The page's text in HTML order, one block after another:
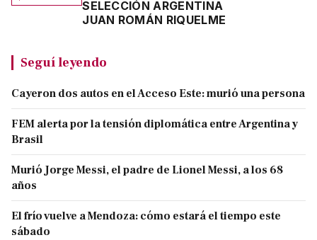
SELECCIÓN ARGENTINA
JUAN ROMÁN RIQUELME
Seguí leyendo
Cayeron dos autos en el Acceso Este: murió una persona
FEM alerta por la tensión diplomática entre Argentina y
Brasil
Murió Jorge Messi, el padre de Lionel Messi, a los 68
años
El frío vuelve a Mendoza: cómo estará el tiempo este
sábado